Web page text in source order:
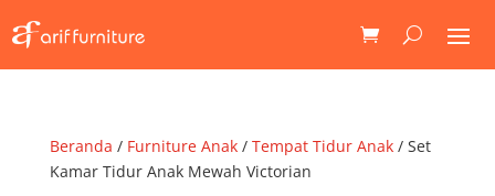
Beranda / Furniture Anak/ Tempat Tidur Anak/ Set
Kamar Tidur Anak Mewah Victorian